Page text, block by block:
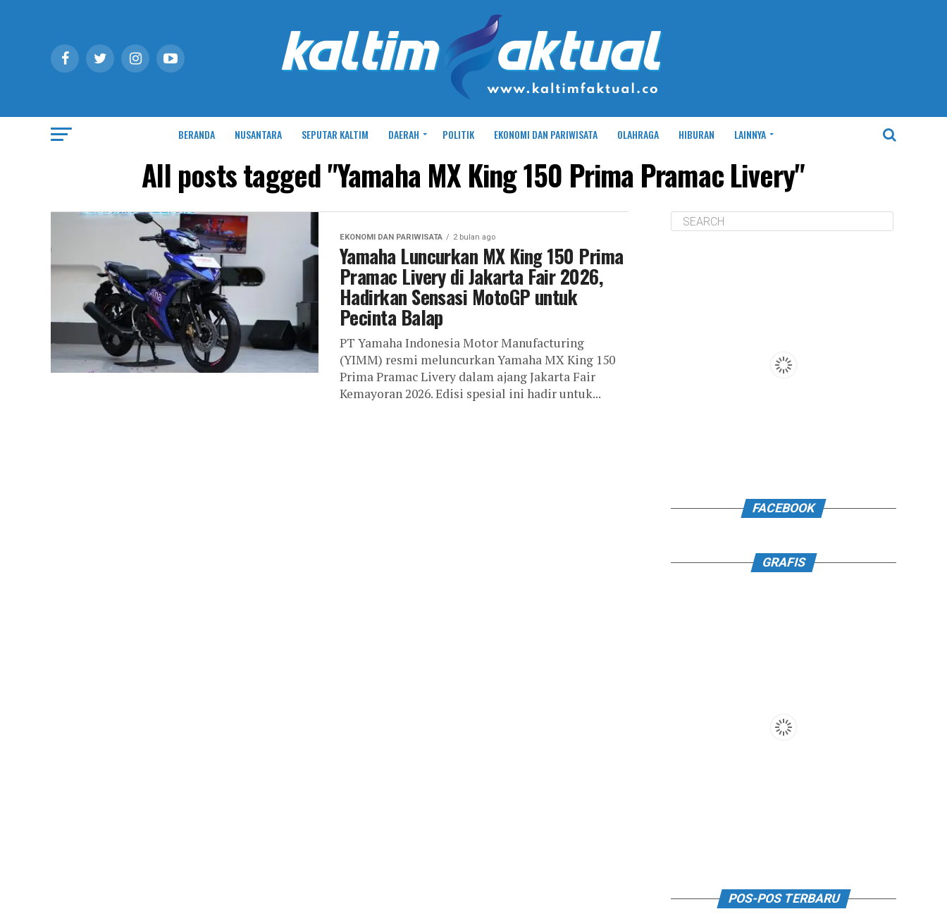
BERANDA NUSANTARA SEPUTAR KALTIM DAERAH POLITIK EKONOMI DAN PARIWISATA OLAHRAGA HIBURAN LAINNYA
All posts tagged "Yamaha MX King 150 Prima Pramac Livery"
EKONOMI DAN PARIWISATA 2 bulan ago
Yamaha Luncurkan MX King 150 Prima
Pramac Livery di Jakarta Fair 2026,
Hadirkan Sensasi MotoGP untuk
Pecinta Balap
PT Yamaha Indonesia Motor Manufacturing
(YIMM) resmi meluncurkan Yamaha MX King 150
Prima Pramac Livery dalam ajang Jakarta Fair
Kemayoran 2026. Edisi spesial ini hadir untuk...
FACEBOOK
GRAFIS
POS-POS TERBARU